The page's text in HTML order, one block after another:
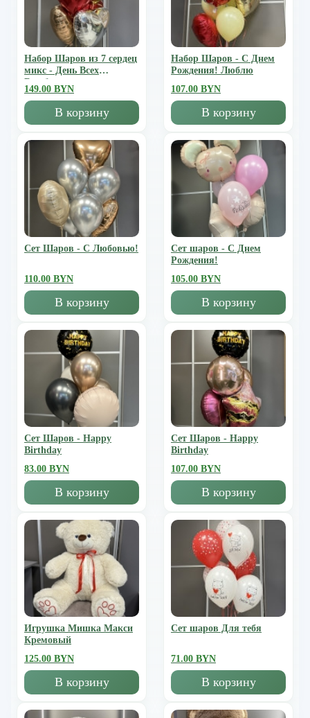
Набор Шаров из 7 сердец
микс - День Всех
Влюбленных
149.00 BYN
В корзину
Набор Шаров - С Днем
Рождения! Люблю
107.00 BYN
В корзину
Сет Шаров - С Любовью!
110.00 BYN
В корзину
Сет шаров - С Днем
Рождения!
105.00 BYN
В корзину
Сет Шаров - Happy
Birthday
83.00 BYN
В корзину
Сет Шаров - Happy
Birthday
107.00 BYN
В корзину
Игрушка Мишка Mакси
Кремовый
125.00 BYN
В корзину
Сет шаров Для тебя
71.00 BYN
В корзину